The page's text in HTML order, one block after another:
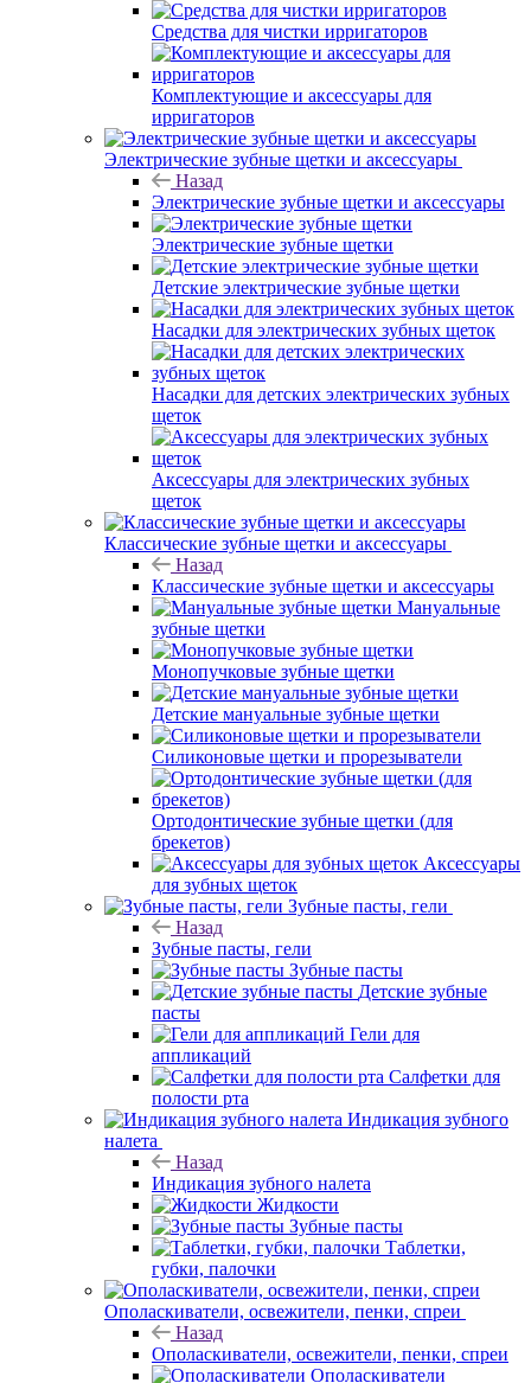
Средства для чистки ирригаторов
Комплектующие и аксессуары для
ирригаторов
Электрические зубные щетки и аксессуары
Назад
Электрические зубные щетки и аксессуары
Электрические зубные щетки
Детские электрические зубные щетки
Насадки для электрических зубных щеток
Насадки для детских электрических зубных
щеток
Аксессуары для электрических зубных
щеток
Классические зубные щетки и аксессуары
Назад
Классические зубные щетки и аксессуары
Мануальные
зубные щетки
Монопучковые зубные щетки
Детские мануальные зубные щетки
Силиконовые щетки и прорезыватели
Ортодонтические зубные щетки (для
брекетов)
Аксессуары
для зубных щеток
Зубные пасты, гели
Назад
Зубные пасты, гели
Зубные пасты
Детские зубные
пасты
Гели для
аппликаций
Салфетки для
полости рта
Индикация зубного
налета
Назад
Индикация зубного налета
Жидкости
Зубные пасты
Таблетки,
губки, палочки
Ополаскиватели, освежители, пенки, спреи
Назад
Ополаскиватели, освежители, пенки, спреи
Ополаскиватели